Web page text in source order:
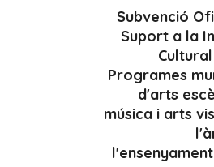
Subvenció
Suport a la
Cultural
Programes
d'arts
música i arts